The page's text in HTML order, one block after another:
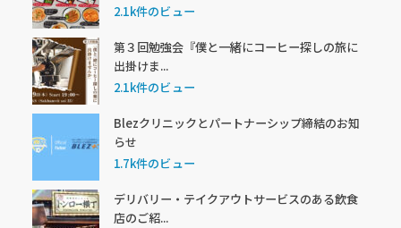
2.1k件のビュー
第３回勉強会『僕と一緒にコーヒー探しの旅に
出掛けま...
2.1k件のビュー
Blezクリニックとパートナーシップ締結のお知
らせ
1.7k件のビュー
デリバリー・テイクアウトサービスのある飲食
店のご紹...